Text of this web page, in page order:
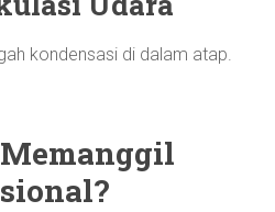
kondensasi di dalam atap.